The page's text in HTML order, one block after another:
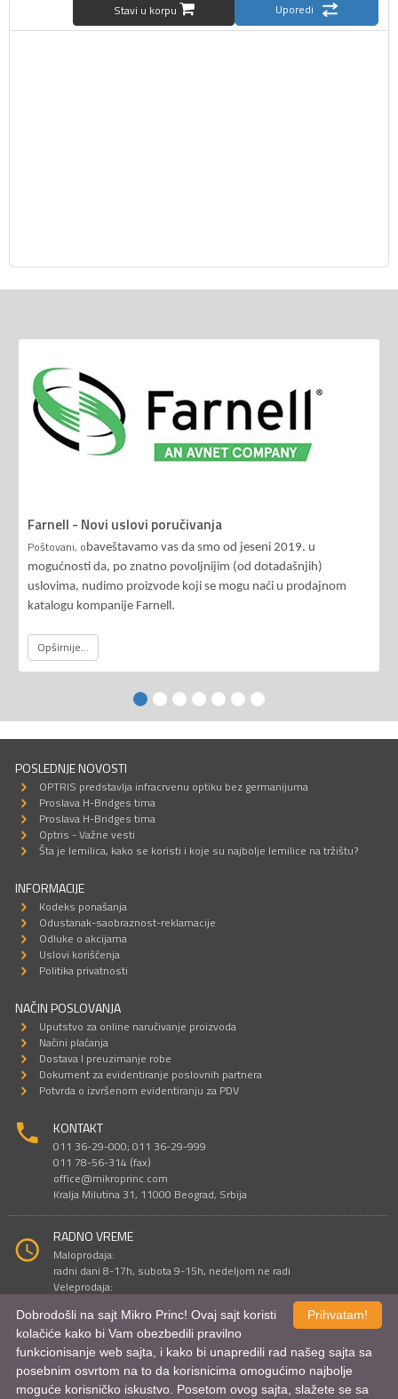
Stavi u korpu Uporedi
Farnell - Novi uslovi poručivanja
Poštovani, obaveštavamo vas da smo od jeseni 2019. u
mogućnosti da, po znatno povoljnijim (od dotadašnjih)
uslovima, nudimo proizvode koji se mogu naći u prodajnom
katalogu kompanije Farnell.
Opširnije...
POSLEDNJE NOVOSTI
OPTRIS predstavlja infracrvenu optiku bez germanijuma
Proslava H-Bridges tima
Proslava H-Bridges tima
Optris - Važne vesti
Šta je lemilica, kako se koristi i koje su najbolje lemilice na tržištu?
INFORMACIJE
Kodeks ponašanja
Odustanak-saobraznost-reklamacije
Odluke o akcijama
Uslovi korišćenja
Politika privatnosti
NAČIN POSLOVANJA
Uputstvo za online naručivanje proizvoda
Načini plaćanja
Dostava I preuzimanje robe
Dokument za evidentiranje poslovnih partnera
Potvrda o izvršenom evidentiranju za PDV
KONTAKT
011 36-29-000; 011 36-29-999
011 78-56-314 (fax)
office@mikroprinc.com
Kralja Milutina 31, 11000 Beograd, Srbija
RADNO VREME
Maloprodaja:
radni dani 8-17h, subota 9-15h, nedeljom ne radi
Veleprodaja:
Sve cene su iskazane u dinarima. PDV je uračunat u cenu.
© Mikro Princ 1999 - 2026. Sva prava su zadržana.
Kreirao *nbgcreator |Izdrada Internet prodavnice ,Izrada sajtaimobilnih
Prihvatam!
Dobrodošli na sajt Mikro Princ! Ovaj sajt koristi
kolačiće kako bi Vam obezbedili pravilno
funkcionisanje web sajta, i kako bi unapredili rad našeg sajta sa
posebnim osvrtom na to da korisnicima omogućimo najbolje
moguće korisničko iskustvo. Posetom ovog sajta, slažete se sa